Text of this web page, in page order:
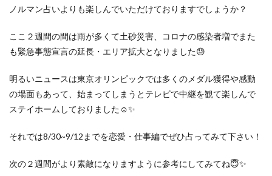
ノルマン占いよりも楽しんでいただけておりますでしょうか？
ここ２週間の間は雨が多くて土砂災害、コロナの感染者増でまた
も緊急事態宣言の延長・エリア拡大となりました😓
明るいニュースは東京オリンピックでは多くのメダル獲得や感動
の場面もあって、始まってしまうとテレビで中継を観て楽しんで
ステイホームしておりました☺️✨
それでは8/30~9/12までを恋愛・仕事編でぜひ占ってみて下さい！
次の２週間がより素敵になりますように参考にしてみてね😇✨